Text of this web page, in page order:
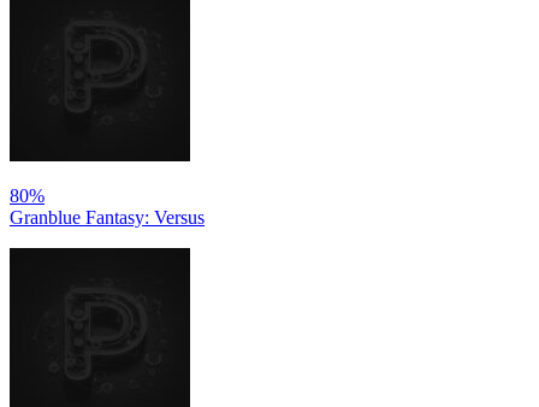
80%
Granblue Fantasy: Versus